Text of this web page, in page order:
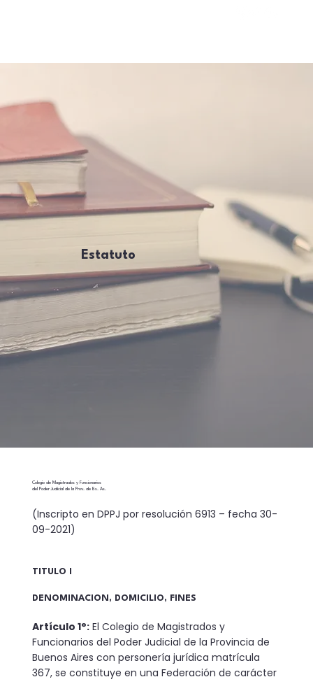
Colegio de Magistrados y Funcionarios
del Poder Judicial de la Prov. de Bs. As.
(Inscripto en DPPJ por resolución 6913 – fecha 30-
09-2021)
TITULO I
DENOMINACION, DOMICILIO, FINES
Artículo 1°:El Colegio de Magistrados y
Funcionarios del Poder Judicial de la Provincia de
Buenos Aires con personería jurídica matrícula
367, se constituye en una Federación de carácter
Estatuto